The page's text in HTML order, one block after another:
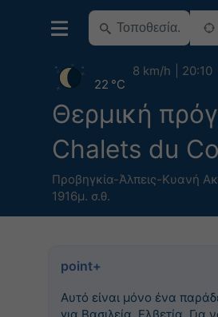
Θερμική
Chalets du
Προβηγκία-Άλπεις-Κυανή
1916μ. σ.θ.
22 °C
8 km/h 20:10
point+
Αυτό είναι μόνο ένα